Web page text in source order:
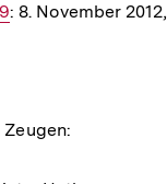
: 8. November
Zeugen: